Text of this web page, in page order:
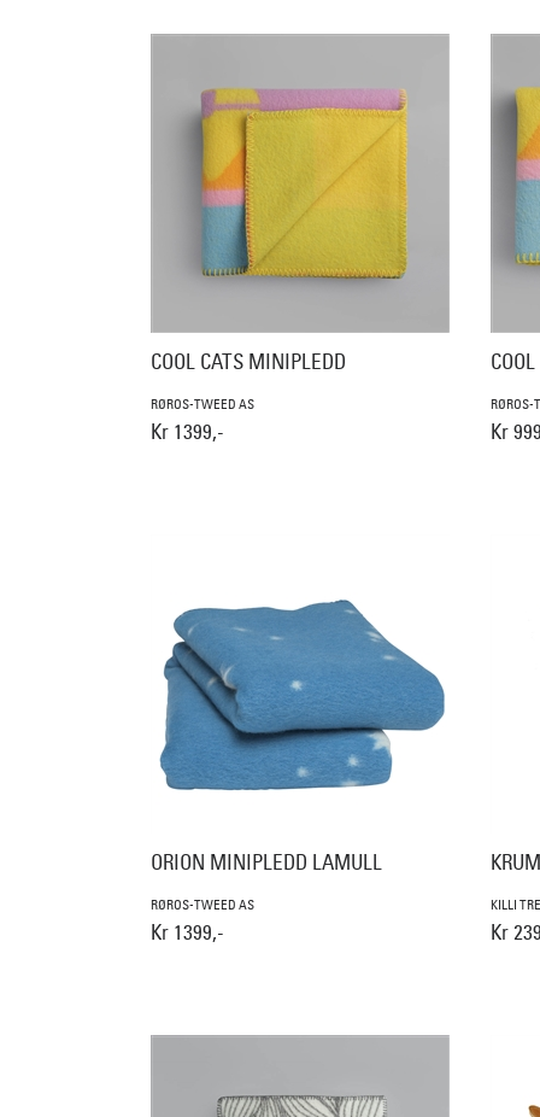
COOL CATS MINIPLEDD
RØROS-TWEED AS
Kr 1399,-
RØROS-
Kr
ORION MINIPLEDD LAMULL
RØROS-TWEED AS
Kr 1399,-
KILLI
Kr